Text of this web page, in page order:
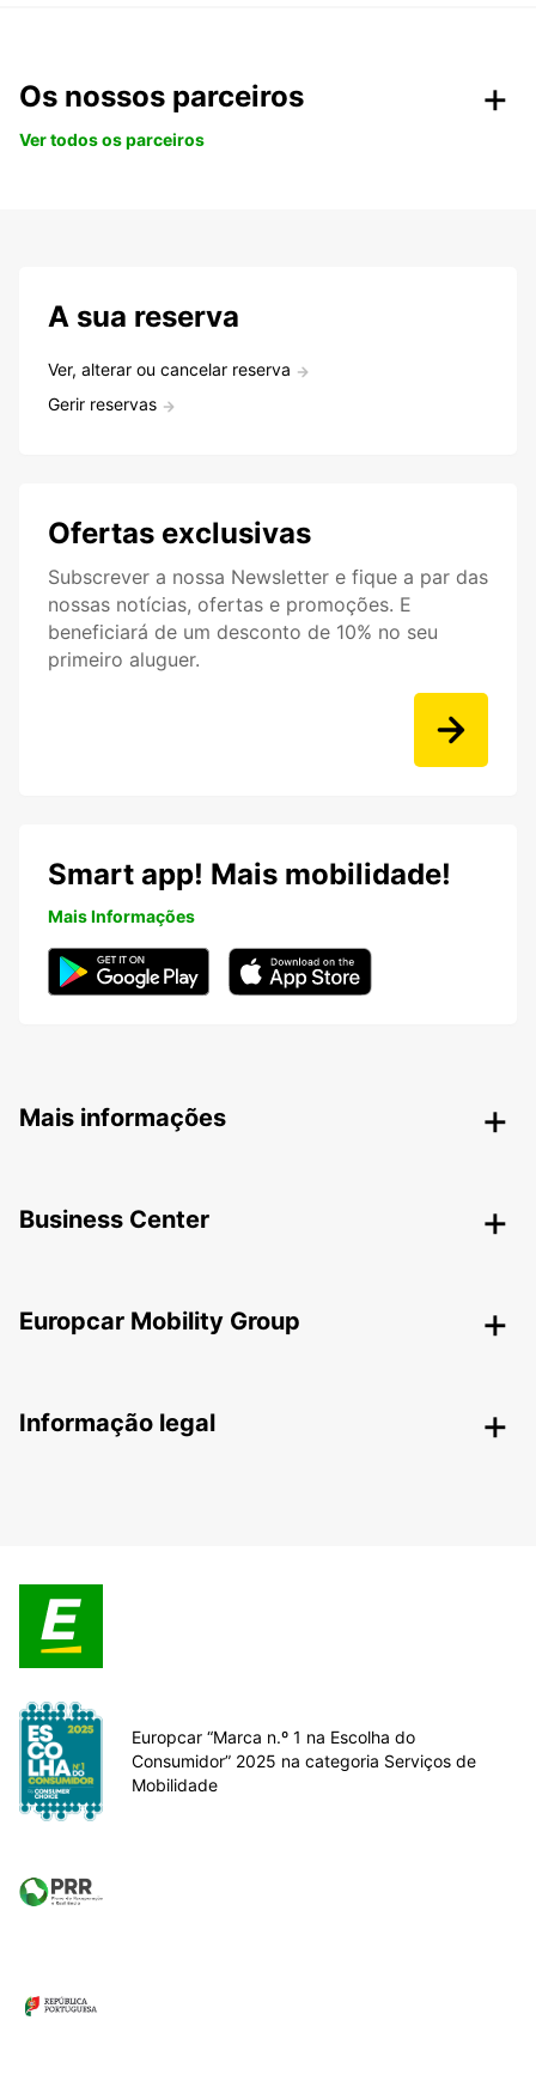
Os nossos parceiros
Ver todos os parceiros
A sua reserva
Ver, alterar ou cancelar reserva
Gerir reservas
Ofertas exclusivas
Subscrever a nossa Newsletter e fique a par das
nossas notícias, ofertas e promoções. E
beneficiará de um desconto de 10% no seu
primeiro aluguer.
Smart app! Mais mobilidade!
Mais Informações
Mais informações
Business Center
Europcar Mobility Group
Informação legal
Europcar “Marca n.º 1 na Escolha do
Consumidor” 2025 na categoria Serviços de
Mobilidade